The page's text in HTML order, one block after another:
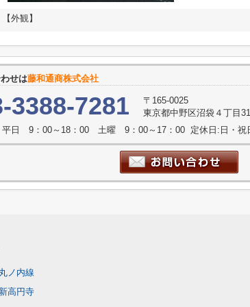
【外観】
せは藤和通商株式会社
3388-7281
〒165-0025
東京都中野区沼袋４丁目
平日 9：00～18：00 土曜 9：00～17：00 定休日:日・祝
丸ノ内線
新高円寺